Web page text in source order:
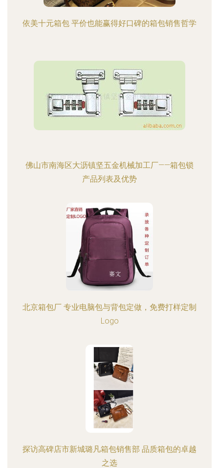
依美十元箱包 平价也能赢得好口碑的箱包销售哲学
佛山市南海区大沥镇坚五金机械加工厂——箱包锁
产品列表及优势
北京箱包厂 专业电脑包与背包定做，免费打样定制
Logo
探访高碑店市新城璐凡箱包销售部 品质箱包的卓越
之选